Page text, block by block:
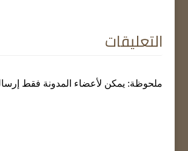
التعليقات
ملحوظة: يمكن لأعضاء المدونة فقط